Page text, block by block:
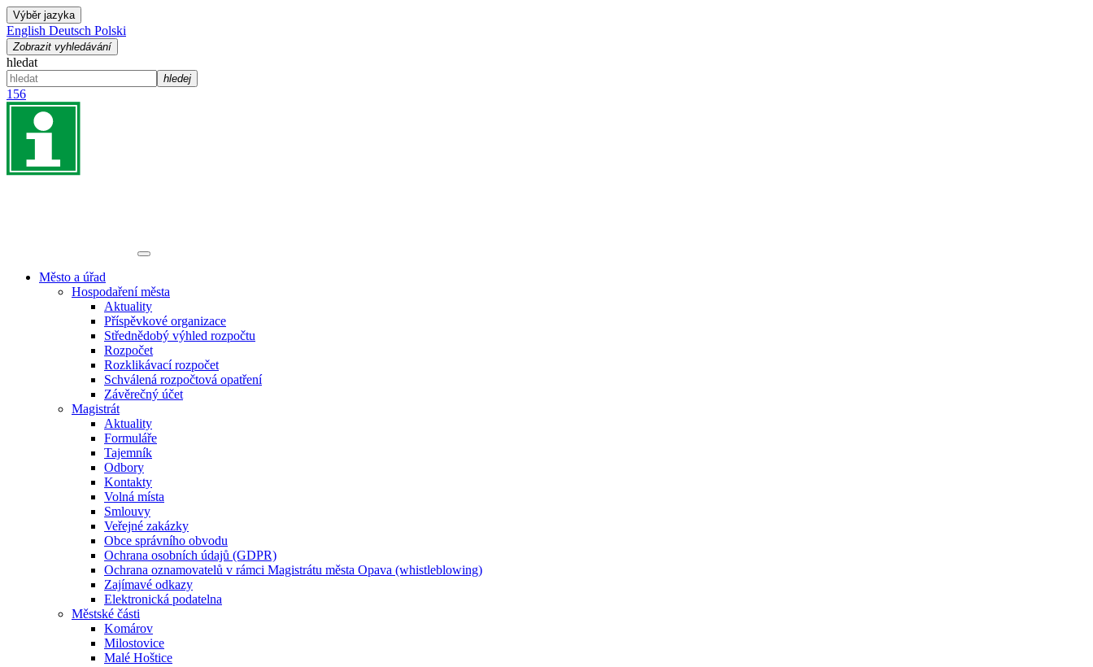
Výběr jazyka
English Deutsch Polski
Zobrazit vyhledávání
hledat
hledej
156
Město a úřad
Hospodaření města
Aktuality
Příspěvkové organizace
Střednědobý výhled rozpočtu
Rozpočet
Rozklikávací rozpočet
Schválená rozpočtová opatření
Závěrečný účet
Magistrát
Aktuality
Formuláře
Tajemník
Odbory
Kontakty
Volná místa
Smlouvy
Veřejné zakázky
Obce správního obvodu
Ochrana osobních údajů (GDPR)
Ochrana oznamovatelů v rámci Magistrátu města Opava (whistleblowing)
Zajímavé odkazy
Elektronická podatelna
Městské části
Komárov
Milostovice
Malé Hoštice